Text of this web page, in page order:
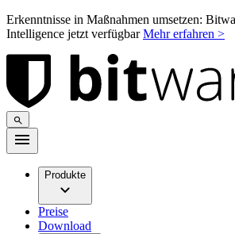
Erkenntnisse in Maßnahmen umsetzen:
Intelligence jetzt verfügbarMehr erfahren >
Produkte
Preise
Download